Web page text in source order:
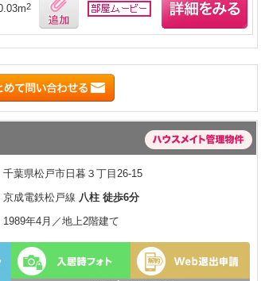
2
千葉県松戸市日暮３丁目26-15
京成電鉄松戸線 八柱 徒歩6分
1989年4月／地上2階建て